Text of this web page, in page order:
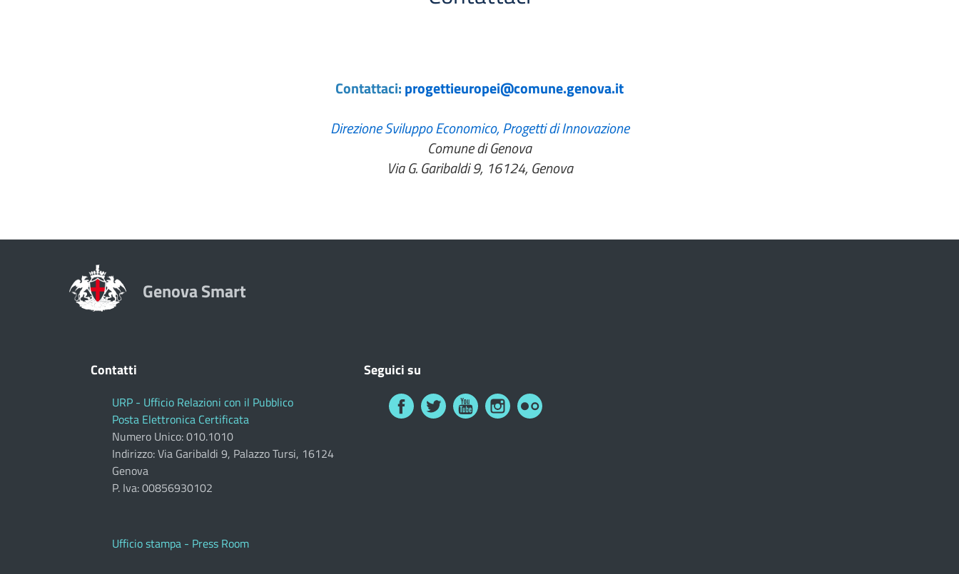
Contattaci:progettieuropei@comune.genova.it
Direzione Sviluppo Economico, Progetti di Innovazione
Comune di Genova
Via G. Garibaldi 9, 16124, Genova
Genova Smart
Contatti
URP - Ufficio Relazioni con il Pubblico
Posta Elettronica Certificata
Numero Unico: 010.1010
Indirizzo: Via Garibaldi 9, Palazzo Tursi, 16124
Genova
P. Iva: 00856930102
Ufficio stampa - Press Room
Seguici su